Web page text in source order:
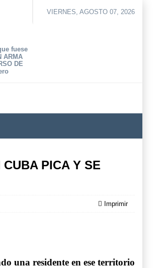
fuese
ARMA
DE
VIERNES, AGOSTO 07, 2026
PICA Y SE
Imprimir
una residente en ese territorio